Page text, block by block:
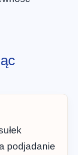
podjadanie